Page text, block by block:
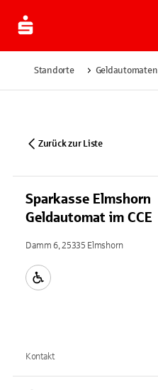
Standorte Geldautomaten
Zurück zur Liste
Sparkasse Elmshorn
Geldautomat im CCE
Damm 6, 25335 Elmshorn
Kontakt